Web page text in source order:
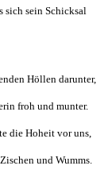
sich sein Schicksal
Höllen darunter,
froh und munter.
die Hoheit vor uns,
und Wumms.